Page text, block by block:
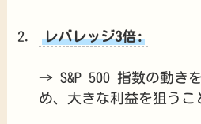
レバレッジ3倍:
→ S&P 500 指数の動き
め、大きな利益を狙うこ